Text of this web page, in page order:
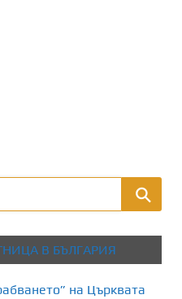
В БЪЛГАРИЯ
на Църквата